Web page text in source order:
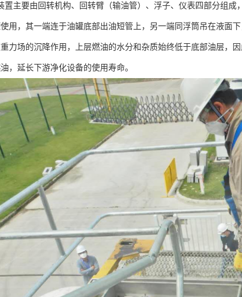
置主要由回转机构、回转臂（输油管）、浮子、仪表四部分组
用，其一端连于油罐底部出油短管上，另一端同浮筒吊在液面
力场的沉降作用，上层燃油的水分和杂质始终低于底部油层，
，延长下游净化设备的使用寿命。